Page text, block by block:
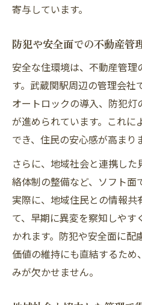
寄与しています。
防犯や安全面での不動産管
安全な住環境は、不動産管理
す。武蔵関駅周辺の管理会社
オートロックの導入、防犯
が進められています。これに
でき、住民の安心感が高まり
さらに、地域社会と連携し
絡体制の整備など、ソフト面
実際に、地域住民との情報
て、早期に異変を察知しや
かれます。防犯や安全面に配
価値の維持にも直結するた
みが欠かせません。